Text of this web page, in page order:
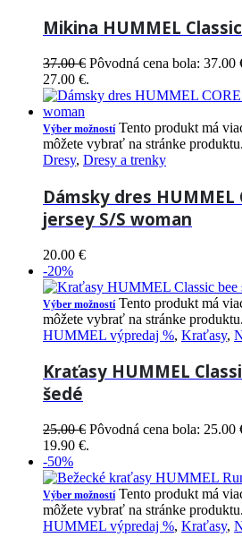
Mikina HUMMEL
37.00€ Pôvodná cena bola: 37.00
27.00 €.
Výber možností Tento produkt má
môžete vybrať na stránke produktu.
Dresy, Dresy a trenky
Dámsky dres HUMMEL
jersey S/S woman
20.00 €
-20%
Výber možností Tento produkt má
môžete vybrať na stránke produktu.
HUMMEL výpredaj %, Kraťasy,
Kraťasy HUMMEL
šedé
25.00€ Pôvodná cena bola: 25.00
19.90 €.
-50%
Výber možností Tento produkt má
môžete vybrať na stránke produktu.
HUMMEL výpredaj %, Kraťasy,